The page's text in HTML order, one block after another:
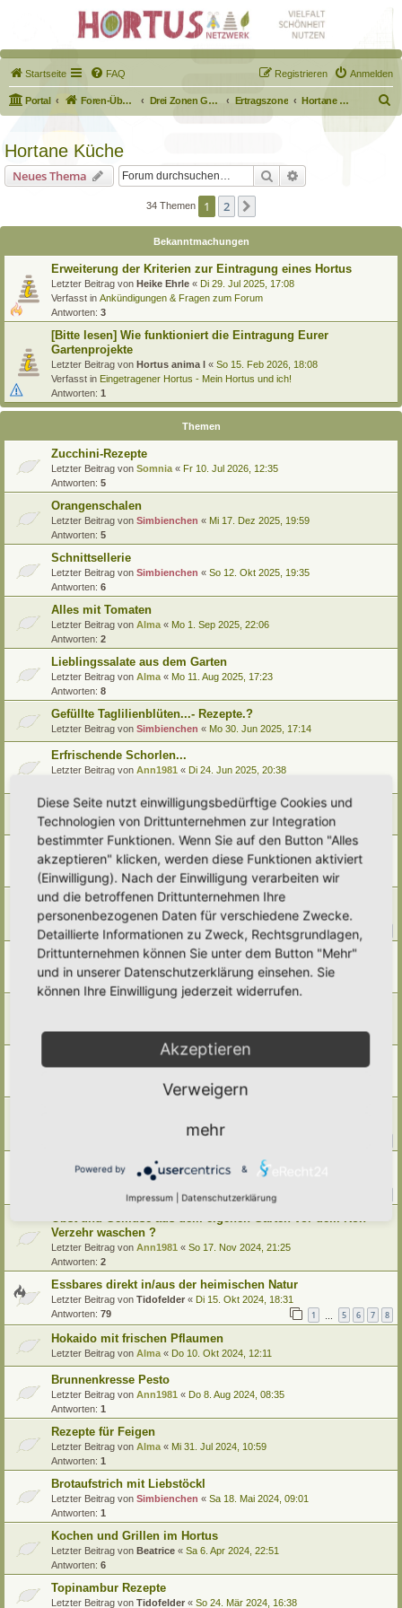
Startseite FAQ Anmelden
Registrieren
Portal Foren-Übersicht Drei Zonen Garten Ertragszone Hortane Küche
u
Hortane Küche
Neues Thema Suche
34 Themen 1 2
Bekanntmachungen
Erweiterung der Kriterien zur Eintragung eines Hortus
Letzter Beitrag von Heike Ehrle « Di 29. Jul 2025, 17:08
Verfasst in Ankündigungen & Fragen zum Forum
Antworten: 3
[Bitte lesen] Wie funktioniert die Eintragung Eurer
Gartenprojekte
Letzter Beitrag von Hortus anima l « So 15. Feb 2026, 18:08
Verfasst in Eingetragener Hortus - Mein Hortus und ich!
Antworten: 1
Themen
Zucchini-Rezepte
Letzter Beitrag von Somnia « Fr 10. Jul 2026, 12:35
Antworten: 5
Orangenschalen
Letzter Beitrag von Simbienchen « Mi 17. Dez 2025, 19:59
Antworten: 5
Schnittsellerie
Letzter Beitrag von Simbienchen « So 12. Okt 2025, 19:35
Antworten: 6
Alles mit Tomaten
Letzter Beitrag von Alma « Mo 1. Sep 2025, 22:06
Antworten: 2
Lieblingssalate aus dem Garten
Letzter Beitrag von Alma « Mo 11. Aug 2025, 17:23
Antworten: 8
Gefüllte Taglilienblüten...- Rezepte.?
Letzter Beitrag von Simbienchen « Mo 30. Jun 2025, 17:14
Erfrischende Schorlen...
Letzter Beitrag von Ann1981 « Di 24. Jun 2025, 20:38
Smoothie mit Zugaben aus dem eigenen Garten
Letzter Beitrag vonSimbienchen«Di 17. Jun 2025, 11:25
Ravioli
Letzter Beitrag vonSimbienchen« Fr 9. Mai 2025, 20:10
Antworten:1
Kochen mit Wildkräutern
Letzter Beitrag vonAnn1981«Mi 23. Apr 2025, 19:58
Antworten: 14
Tee
Letzter Beitrag vonSomnia« So 20. Apr 2025, 09:21
Antworten:3
«Mi 15. Jan 2025, 15:14
Brot-Rezepte
Tidofelder
Sa 21. Dez 2024, 21:07
Verzehr waschen ?
Letzter Beitrag von Ann1981 « So 17. Nov 2024, 21:25
Antworten: 2
Essbares direkt in/aus der heimischen Natur
Letzter Beitrag von Tidofelder « Di 15. Okt 2024, 18:31
Antworten: 79 1 5 6 7 8
Hokaido mit frischen Pflaumen
Letzter Beitrag von Alma « Do 10. Okt 2024, 12:11
Brunnenkresse Pesto
Letzter Beitrag von Ann1981 « Do 8. Aug 2024, 08:35
Antworten: 1
Rezepte für Feigen
Letzter Beitrag von Alma « Mi 31. Jul 2024, 10:59
Antworten: 1
Brotaufstrich mit Liebstöckl
Letzter Beitrag von Simbienchen « Sa 18. Mai 2024, 09:01
Antworten: 1
Kochen und Grillen im Hortus
Letzter Beitrag von Beatrice « Sa 6. Apr 2024, 22:51
Antworten: 6
Topinambur Rezepte
Letzter Beitrag von Tidofelder « So 24. Mär 2024, 16:38
Diese Seite nutzt einwilligungsbedürftige Cookies und
Technologien von Drittunternehmen zur Integration
bestimmter Funktionen. Wenn Sie auf den Button "Alles
akzeptieren" klicken, werden diese Funktionen aktiviert
(Einwilligung). Nach der Einwilligung verarbeiten wir
und die betroffenen Drittunternehmen Ihre
personenbezogenen Daten für verschiedene Zwecke.
Detaillierte Informationen zu Zweck, Rechtsgrundlagen,
Drittunternehmen können Sie unter dem Button "Mehr"
und in unserer Datenschutzerklärung einsehen. Sie
können Ihre Einwilligung jederzeit widerrufen.
Akzeptieren
Verweigern
mehr
Powered by &
Impressum Datenschutzerklärung